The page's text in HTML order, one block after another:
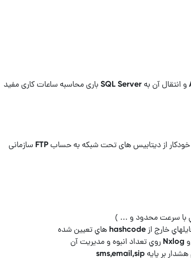
طراحی برنامه دریافت لاگ ها از سرور Active Directory و انتقال آن به SQL Server باری محاسبه ساعات کاری مفید